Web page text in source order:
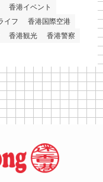
香港イベント
イフ
香港国際空港
香港観光
香港警察